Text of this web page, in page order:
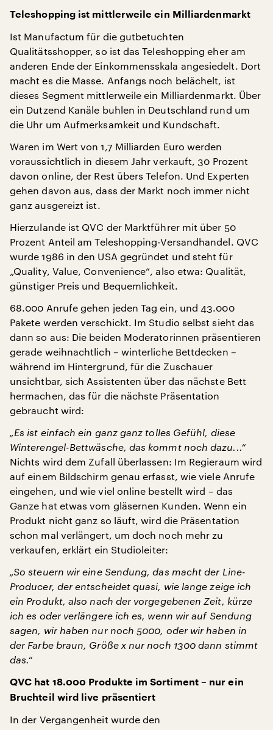
Teleshopping ist mittlerweile ein Milliardenmarkt
Ist Manufactum für die gutbetuchten
Qualitätsshopper, so ist das Teleshopping eher am
anderen Ende der Einkommensskala angesiedelt. Dort
macht es die Masse. Anfangs noch belächelt, ist
dieses Segment mittlerweile ein Milliardenmarkt. Über
ein Dutzend Kanäle buhlen in Deutschland rund um
die Uhr um Aufmerksamkeit und Kundschaft.
Waren im Wert von 1,7 Milliarden Euro werden
voraussichtlich in diesem Jahr verkauft, 30 Prozent
davon online, der Rest übers Telefon. Und Experten
gehen davon aus, dass der Markt noch immer nicht
ganz ausgereizt ist.
Hierzulande ist QVC der Marktführer mit über 50
Prozent Anteil am Teleshopping-Versandhandel. QVC
wurde 1986 in den USA gegründet und steht für
„Quality, Value, Convenience“, also etwa: Qualität,
günstiger Preis und Bequemlichkeit.
68.000 Anrufe gehen jeden Tag ein, und 43.000
Pakete werden verschickt. Im Studio selbst sieht das
dann so aus: Die beiden Moderatorinnen präsentieren
gerade weihnachtlich – winterliche Bettdecken –
während im Hintergrund, für die Zuschauer
unsichtbar, sich Assistenten über das nächste Bett
hermachen, das für die nächste Präsentation
gebraucht wird:
„Es ist einfach ein ganz ganz tolles Gefühl, diese
Winterengel-Bettwäsche, das kommt noch dazu...“
Nichts wird dem Zufall überlassen: Im Regieraum wird
auf einem Bildschirm genau erfasst, wie viele Anrufe
eingehen, und wie viel online bestellt wird – das
Ganze hat etwas vom gläsernen Kunden. Wenn ein
Produkt nicht ganz so läuft, wird die Präsentation
schon mal verlängert, um doch noch mehr zu
verkaufen, erklärt ein Studioleiter:
„So steuern wir eine Sendung, das macht der Line-
Producer, der entscheidet quasi, wie lange zeige ich
ein Produkt, also nach der vorgegebenen Zeit, kürze
ich es oder verlängere ich es, wenn wir auf Sendung
sagen, wir haben nur noch 5000, oder wir haben in
der Farbe braun, Größe x nur noch 1300 dann stimmt
das.“
QVC hat 18.000 Produkte im Sortiment – nur ein
Bruchteil wird live präsentiert
In der Vergangenheit wurde den